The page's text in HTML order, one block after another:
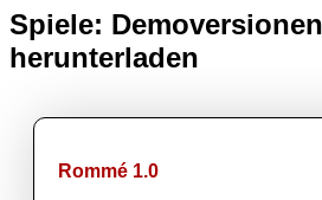
Spiele:
herunterladen
Rommé 1.0